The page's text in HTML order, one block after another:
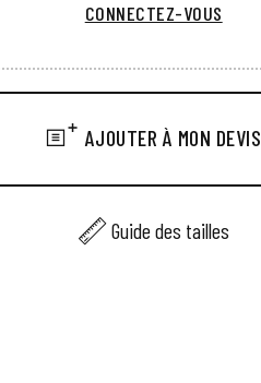
CONNECTEZ-VOUS
AJOUTER À MON DEVIS
Guide des tailles